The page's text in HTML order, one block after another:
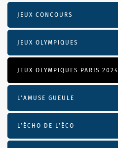
JEUX CONCOURS
JEUX OLYMPIQUES
JEUX OLYMPIQUES PARIS 2024
L'AMUSE GUEULE
L’ÉCHO DE L’ÉCO